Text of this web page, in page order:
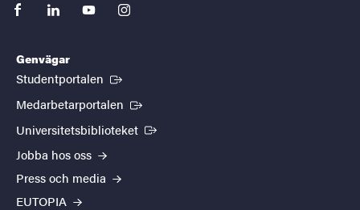
facebooklinkedinyoutubeinstagram
Genvägar
Studentportalen (Extern länk)
Medarbetarportalen (Extern länk)
Universitetsbiblioteket (Extern länk)
Jobba hos oss
Press och media
EUTOPIA